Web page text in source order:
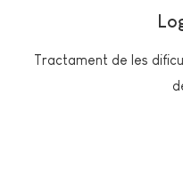
Tractament de les